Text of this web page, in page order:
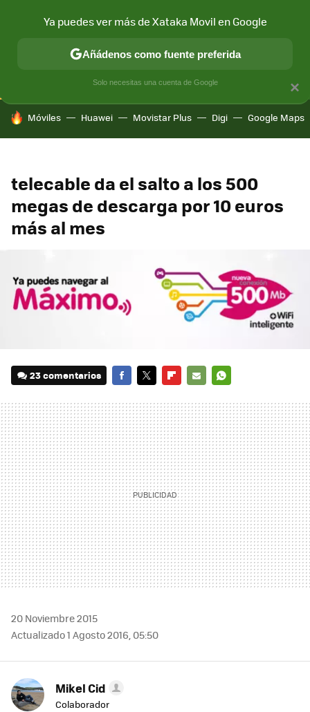
CONECTIVIDAD MÓVIL Y SOCIEDAD APLICACIONES
HOY SE HABLA DE
Móviles Huawei Movistar Plus Digi Google Maps
telecable da el salto a los 500
megas de descarga por 10 euros
más al mes
23 comentarios
MAIL
20 Noviembre 2015
Actualizado 1 Agosto 2016, 05:50
Mikel Cid
Colaborador
×
Ya puedes ver más de Xataka Movil en Google
Añádenos como fuente preferida
Solo necesitas una cuenta de Google